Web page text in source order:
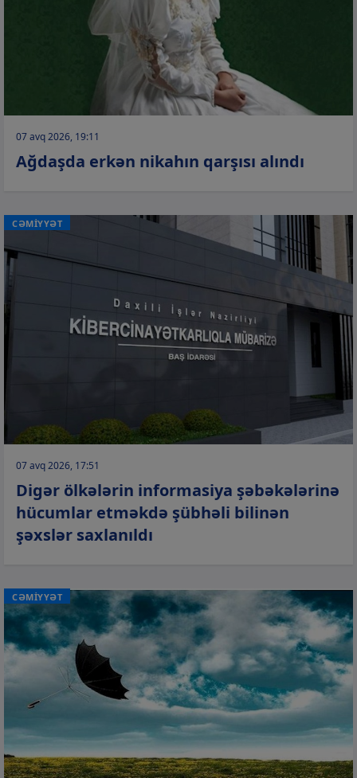
07 avq 2026, 19:11
Ağdaşda erkən nikahın qarşısı alındı
CƏMİYYƏT
07 avq 2026, 17:51
Digər ölkələrin informasiya şəbəkələrinə
hücumlar etməkdə şübhəli bilinən
şəxslər saxlanıldı
CƏMİYYƏT